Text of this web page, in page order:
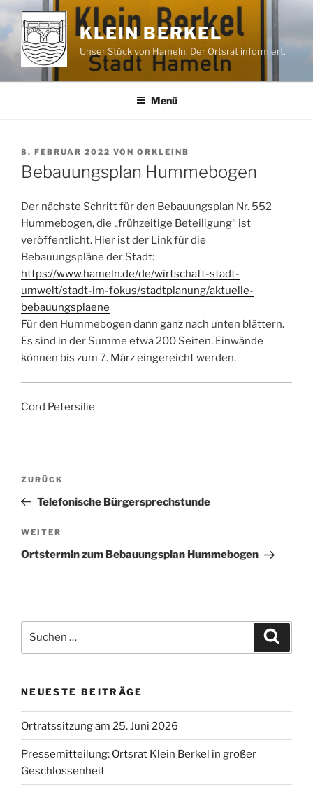
Zum
Inhalt
springen
KLEIN BERKEL
Unser Stück von Hameln. Der Ortsrat informiert.
Menü
VERÖFFENTLICHT
AM
8. FEBRUAR 2022 VON ORKLEINB
Bebauungsplan Hummebogen
Der nächste Schritt für den Bebauungsplan Nr. 552
Hummebogen, die „frühzeitige Beteiligung“ ist
veröffentlicht. Hier ist der Link für die
Bebauungspläne der Stadt:
https://www.hameln.de/de/wirtschaft-stadt-
umwelt/stadt-im-fokus/stadtplanung/aktuelle-
bebauungsplaene
Für den Hummebogen dann ganz nach unten blättern.
Es sind in der Summe etwa 200 Seiten. Einwände
können bis zum 7. März eingereicht werden.
Cord Petersilie
Beitragsnavigation
Vorheriger
Beitrag
ZURÜCK
Telefonische Bürgersprechstunde
Nächster
Beitrag
WEITER
Ortstermin zum Bebauungsplan Hummebogen
nach:
NEUESTE BEITRÄGE
Ortratssitzung am 25. Juni 2026
Pressemitteilung: Ortsrat Klein Berkel in großer
Geschlossenheit